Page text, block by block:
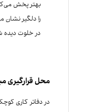
بهتر پخش
را دلگیر
در خلوت دیده
محل قرارگیری
در دفاتر کاری